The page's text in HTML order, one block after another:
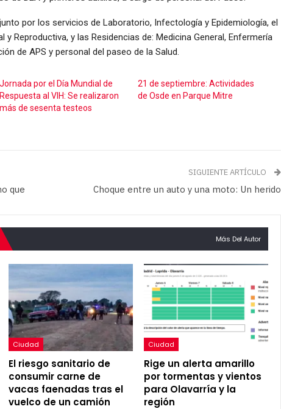
por los servicios de Laboratorio, Infectología y Epidemiología, el
y Reproductiva, y las Residencias de: Medicina General, Enfermería
de APS y personal del paseo de la Salud.
Jornada por el Día Mundial de
Respuesta al VIH: Se realizaron
más de sesenta testeos
21 de septiembre: Actividades
de Osde en Parque Mitre
que
SIGUIENTE ARTÍCULO
Choque entre un auto y una moto: Un herido
Más Del Autor
Ciudad
El riesgo sanitario de
consumir carne de
vacas faenadas tras el
vuelco de un camión
Ciudad
Rige un alerta amarillo
por tormentas y vientos
para Olavarría y la
región